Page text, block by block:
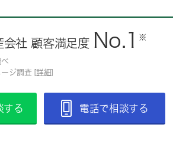
会社 顧客満足度 No.1 ※
ジ調査 [詳細]
する 電話で相談する